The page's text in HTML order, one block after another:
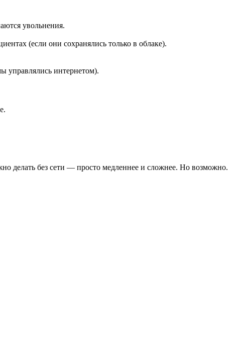
увольнения.
(если они сохранялись только в облаке).
управлялись интернетом).
делать без сети — просто медленнее и сложнее. Но возможно.